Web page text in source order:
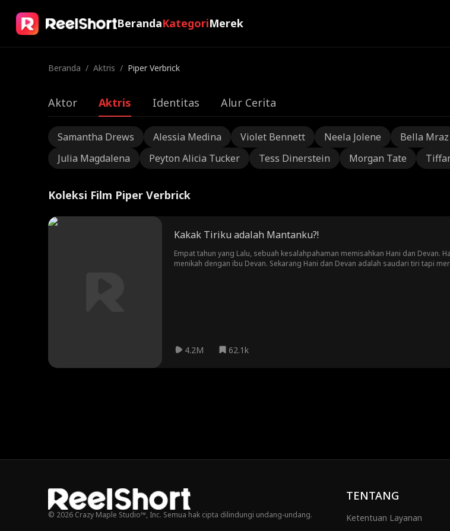
BerandaKategoriMerek
Beranda / Aktris / Piper Verbrick
Aktor Aktris Identitas Alur Cerita
Samantha Drews Alessia Medina Violet Bennett Neela Jolene Bella Mraz
Julia Magdalena
Peyton Alicia Tucker Tess Dinerstein Morgan Tate
Koleksi Film Piper Verbrick
Kakak Tiriku adalah Mantanku?!
Empat tahun yang Lalu, sebuah kesalahpahaman memisahkan Hani dan
menikah dengan ibu Devan. Sekarang Hani dan Devan adalah saudari tiri tapi
4.2M 62.1k
© 2026 Crazy Maple Studio™, Inc. Semua hak cipta dilindungi undang-undang.
TENTANG
Ketentuan Layanan